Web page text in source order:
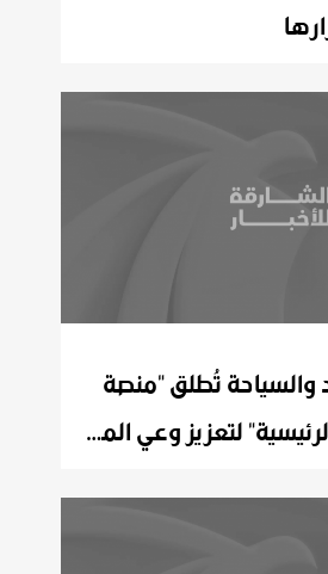
والسياحة تُطلق "منصة
أسعار السلع الرئيسية" لتعزيز وعي المستهلك بأساليب التسوّق الذكي ودعم شفافية واستقرار الأسعار في الدولة